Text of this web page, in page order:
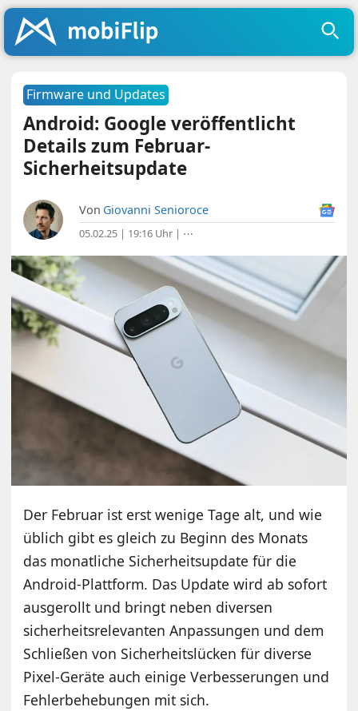
Firmware und Updates
Android: Google veröffentlicht
Details zum Februar-
Sicherheitsupdate
Von Giovanni Senioroce
05.02.25 | 19:16 Uhr | ⋯
Der Februar ist erst wenige Tage alt, und wie
üblich gibt es gleich zu Beginn des Monats
das monatliche Sicherheitsupdate für die
Android-Plattform. Das Update wird ab sofort
ausgerollt und bringt neben diversen
sicherheitsrelevanten Anpassungen und dem
Schließen von Sicherheitslücken für diverse
Pixel-Geräte auch einige Verbesserungen und
Fehlerbehebungen mit sich.